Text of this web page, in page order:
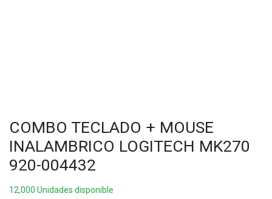
COMBO TECLADO + MOUSE
INALAMBRICO LOGITECH MK270
920-004432
12,000 Unidades disponible